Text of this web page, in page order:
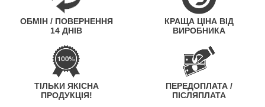
ОБМІН / ПОВЕРНЕННЯ
14 ДНІВ
КРАЩА ЦІНА ВІД
ВИРОБНИКА
ТІЛЬКИ ЯКІСНА
ПРОДУКЦІЯ!
ПЕРЕДОПЛАТА /
ПІСЛЯПЛАТА